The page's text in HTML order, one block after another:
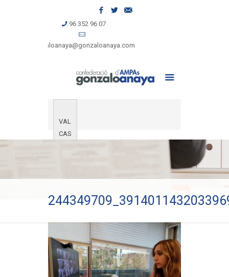
96 352 96 07
gonzaloanaya@gonzaloanaya.com
VAL
CAS